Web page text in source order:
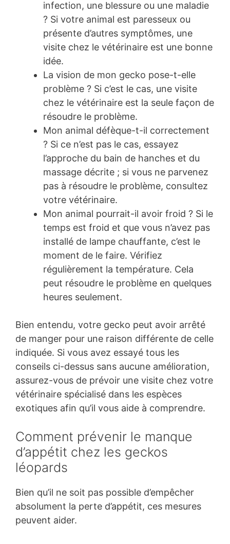
infection, une blessure ou une maladie
? Si votre animal est paresseux ou
présente d’autres symptômes, une
visite chez le vétérinaire est une bonne
idée.
La vision de mon gecko pose-t-elle
problème ? Si c’est le cas, une visite
chez le vétérinaire est la seule façon de
résoudre le problème.
Mon animal défèque-t-il correctement
? Si ce n’est pas le cas, essayez
l’approche du bain de hanches et du
massage décrite ; si vous ne parvenez
pas à résoudre le problème, consultez
votre vétérinaire.
Mon animal pourrait-il avoir froid ? Si le
temps est froid et que vous n’avez pas
installé de lampe chauffante, c’est le
moment de le faire. Vérifiez
régulièrement la température. Cela
peut résoudre le problème en quelques
heures seulement.
Bien entendu, votre gecko peut avoir arrêté
de manger pour une raison différente de celle
indiquée. Si vous avez essayé tous les
conseils ci-dessus sans aucune amélioration,
assurez-vous de prévoir une visite chez votre
vétérinaire spécialisé dans les espèces
exotiques afin qu’il vous aide à comprendre.
Comment prévenir le manque
d’appétit chez les geckos
léopards
Bien qu’il ne soit pas possible d’empêcher
absolument la perte d’appétit, ces mesures
peuvent aider.